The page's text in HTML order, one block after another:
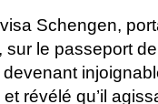
Schengen,
le passeport
révélé qu’il